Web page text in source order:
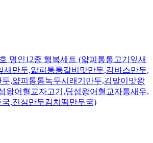
명인12종 행복세트 (얇피통통고기잎새
새만두,얇피통통갈비맛만두,감바스만두,
,얇피통통녹두시래기만두,김말이맛왕
왕어혈교자고기,딤섬왕어혈교자통새우,
,진심만두김치떡만두국)